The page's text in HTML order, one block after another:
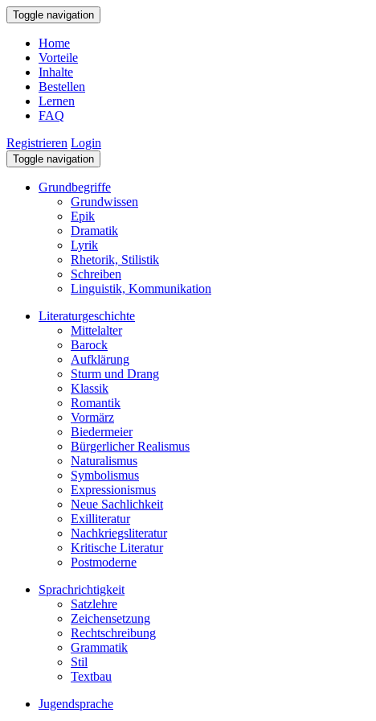
Toggle navigation
Home
Vorteile
Inhalte
Bestellen
Lernen
FAQ
Registrieren Login
Toggle navigation
Grundbegriffe
Grundwissen
Epik
Dramatik
Lyrik
Rhetorik, Stilistik
Schreiben
Linguistik, Kommunikation
Literaturgeschichte
Mittelalter
Barock
Aufklärung
Sturm und Drang
Klassik
Romantik
Vormärz
Biedermeier
Bürgerlicher Realismus
Naturalismus
Symbolismus
Expressionismus
Neue Sachlichkeit
Exilliteratur
Nachkriegsliteratur
Kritische Literatur
Postmoderne
Sprachrichtigkeit
Satzlehre
Zeichensetzung
Rechtschreibung
Grammatik
Stil
Textbau
Jugendsprache